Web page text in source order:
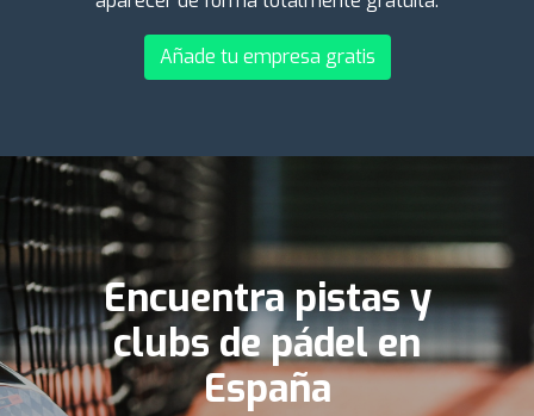
Añade tu empresa gratis
Encuentra pistas y
clubs de pádel en
España